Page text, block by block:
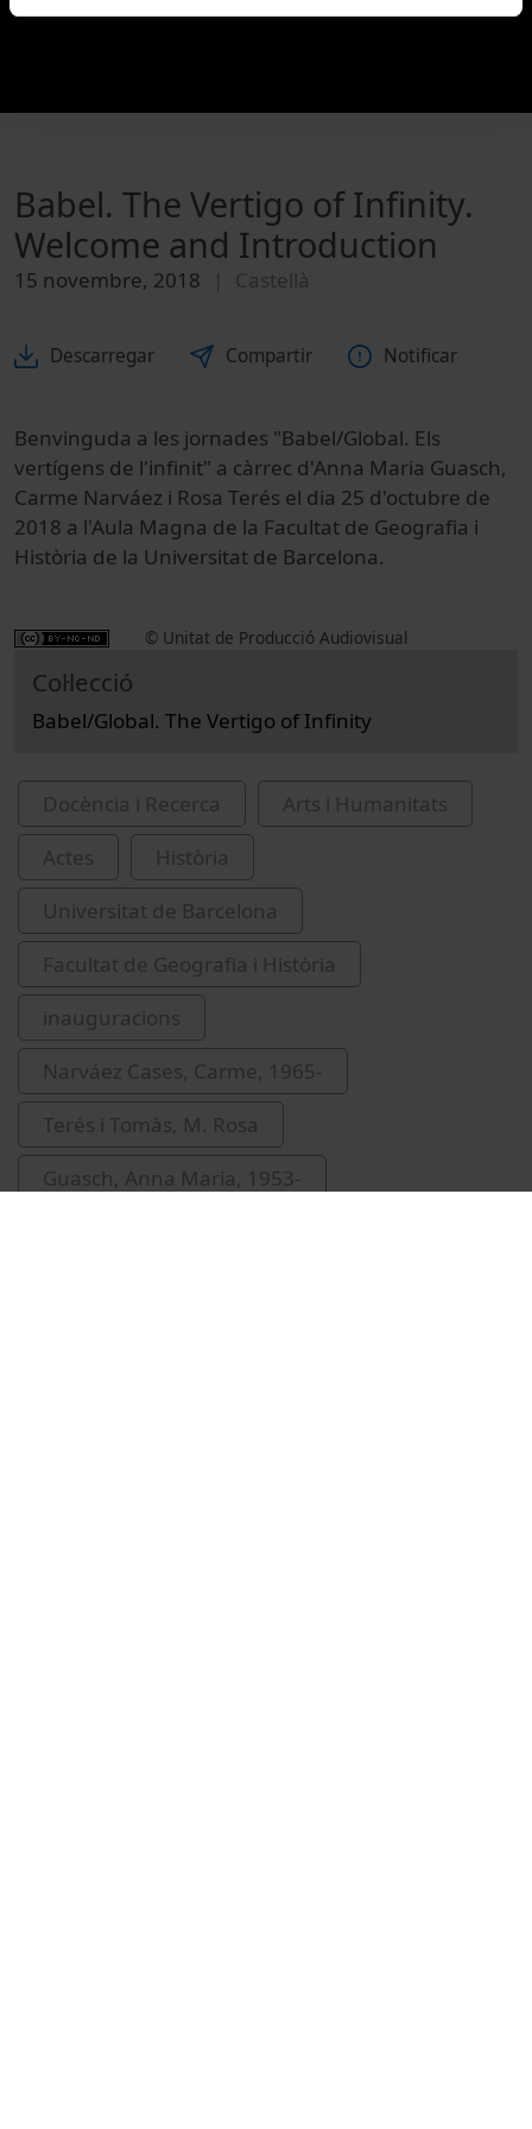
Babel. The Vertigo of Infinity.
Welcome and Introduction
15 novembre, 2018 Castellà
Descarregar Compartir Notificar
Benvinguda a les jornades "Babel/Global. Els
vertígens de l'infinit" a càrrec d'Anna Maria Guasch,
Carme Narváez i Rosa Terés el dia 25 d'octubre de
2018 a l'Aula Magna de la Facultat de Geografia i
Història de la Universitat de Barcelona.
© Unitat de Producció Audiovisual
Col·lecció
Babel/Global. The Vertigo of Infinity
Docència i Recerca
Arts i Humanitats
Actes
Història
Universitat de Barcelona
Facultat de Geografia i Història
inauguracions
Narváez Cases, Carme, 1965-
Terés i Tomàs, M. Rosa
Guasch, Anna Maria, 1953-